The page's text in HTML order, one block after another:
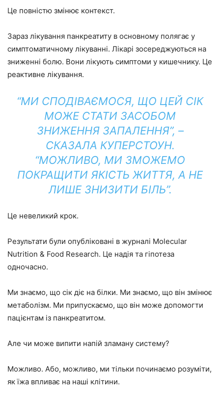
Це повністю змінює контекст.
Зараз лікування панкреатиту в основному полягає у
симптоматичному лікуванні. Лікарі зосереджуються на
зниженні болю. Вони лікують симптоми у кишечнику. Це
реактивне лікування.
“МИ СПОДІВАЄМОСЯ, ЩО ЦЕЙ СІК
МОЖЕ СТАТИ ЗАСОБОМ
ЗНИЖЕННЯ ЗАПАЛЕННЯ”, –
СКАЗАЛА КУПЕРСТОУН.
“МОЖЛИВО, МИ ЗМОЖЕМО
ПОКРАЩИТИ ЯКІСТЬ ЖИТТЯ, А НЕ
ЛИШЕ ЗНИЗИТИ БІЛЬ”.
Це невеликий крок.
Результати були опубліковані в журналі Molecular
Nutrition & Food Research. Це надія та гіпотеза
одночасно.
Ми знаємо, що сік діє на білки. Ми знаємо, що він змінює
метаболізм. Ми припускаємо, що він може допомогти
пацієнтам із панкреатитом.
Але чи може випити напій зламану систему?
Можливо. Або, можливо, ми тільки починаємо розуміти,
як їжа впливає на наші клітини.